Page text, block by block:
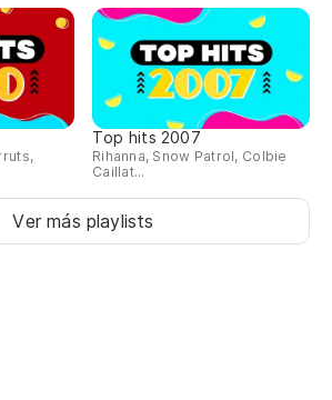
Top hits 2007
Rihanna, Snow Patrol, Colbie
Caillat...
Ver más playlists